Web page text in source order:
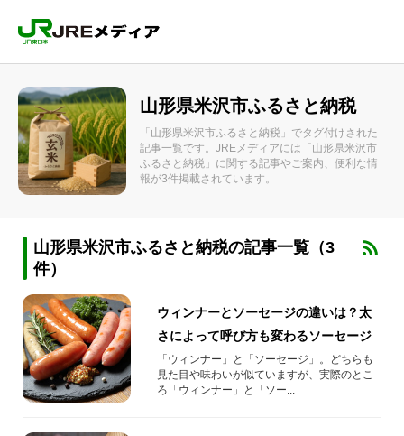
山形県米沢市ふるさと納税
「山形県米沢市ふるさと納税」でタグ付けされた
記事一覧です。JREメディアには「山形県米沢市
ふるさと納税」に関する記事やご案内、便利な情
報が3件掲載されています。
山形県米沢市ふるさと納税の記事一覧（3
件）
ウィンナーとソーセージの違いは？太
さによって呼び方も変わるソーセージ
「ウィンナー」と「ソーセージ」。どちらも
見た目や味わいが似ていますが、実際のとこ
ろ「ウィンナー」と「ソー...